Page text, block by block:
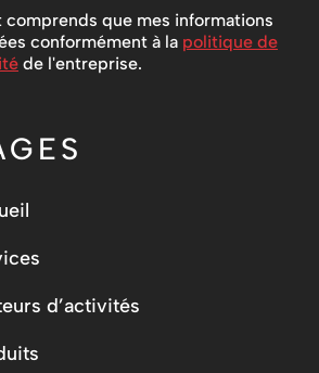
comprends que mes informations
conformément à la politique de
de l'entreprise.
d’activités